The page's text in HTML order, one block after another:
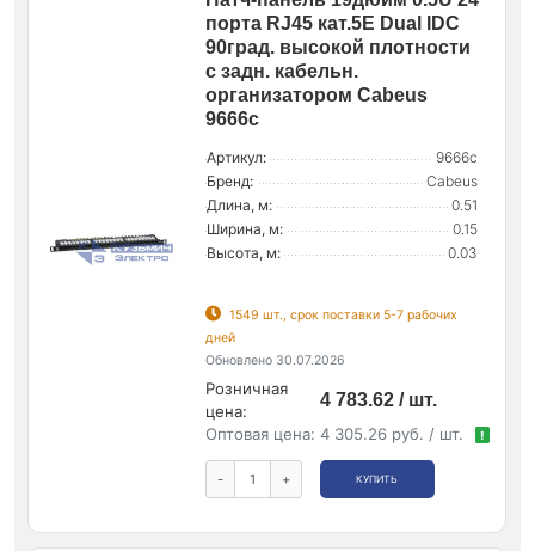
порта RJ45 кат.5E Dual IDC
90град. высокой плотности
с задн. кабельн.
организатором Cabeus
9666c
Артикул:
9666c
Бренд:
Cabeus
Длина, м:
0.51
Ширина, м:
0.15
Высота, м:
0.03
1549 шт., срок поставки 5-7 рабочих
дней
Обновлено 30.07.2026
Розничная
цена:
4 783.62 / шт.
Оптовая цена: 4 305.26 руб. / шт. !
- + КУПИТЬ